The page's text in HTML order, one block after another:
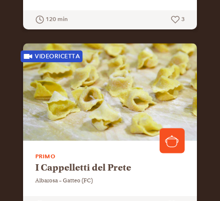
120 min 3
VIDEORICETTA
PRIMO
I Cappelletti del Prete
Albarosa – Gatteo (FC)